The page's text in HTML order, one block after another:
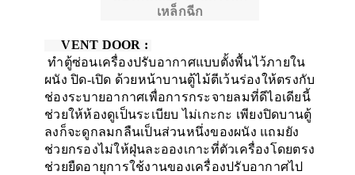
VENT DOOR :
ทำตู้ซ่อนเครื่องปรับอากาศแบบตั้งพื้นไว้ภายใน
ผนัง ปิด-เปิด ด้วยหน้าบานตู้ไม้ตีเว้นร่องให้ตรงกับ
ช่องระบายอากาศเพื่อการกระจายลมที่ดีไอเดียนี้
ช่วยให้ห้องดูเป็นระเบียบ ไม่เกะกะ เพียงปิดบานตู้
ลงก็จะดูกลมกลืนเป็นส่วนหนึ่งของผนัง แถมยัง
ช่วยกรองไม่ให้ฝุ่นละอองเกาะที่ตัวเครื่องโดยตรง
ช่วยยืดอายุการใช้งานของเครื่องปรับอากาศไป